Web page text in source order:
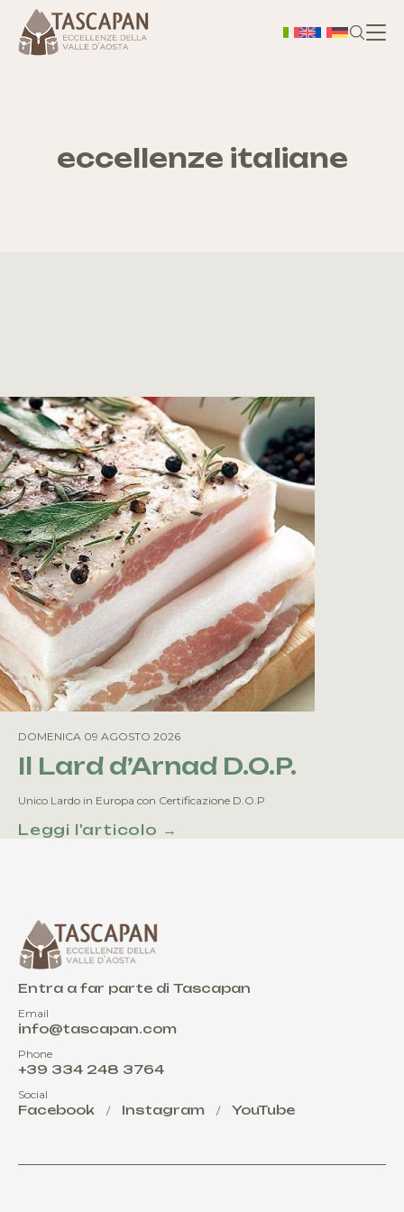
eccellenze italiane
DOMENICA 09 AGOSTO 2026
Il Lard d’Arnad D.O.P.
Unico Lardo in Europa con Certificazione D.O.P
Leggi l'articolo →
Entra a far parte di Tascapan
Email
info@tascapan.com
Phone
+39 334 248 3764
Social
Facebook / Instagram / YouTube